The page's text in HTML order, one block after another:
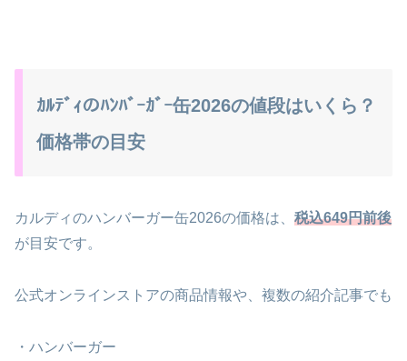
ｶﾙﾃﾞｨのﾊﾝﾊﾞｰｶﾞｰ缶2026の値段はいくら？
価格帯の目安
カルディのハンバーガー缶2026の価格は、 税込649円前後
が目安です。
公式オンラインストアの商品情報や、複数の紹介記事でも
・ハンバーガー